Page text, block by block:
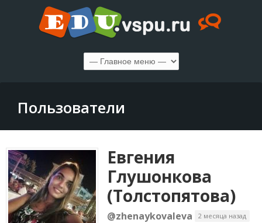
Пользователи
Евгения
Глушонкова
(Толстопятова)
@zhenaykovaleva 2 месяца назад